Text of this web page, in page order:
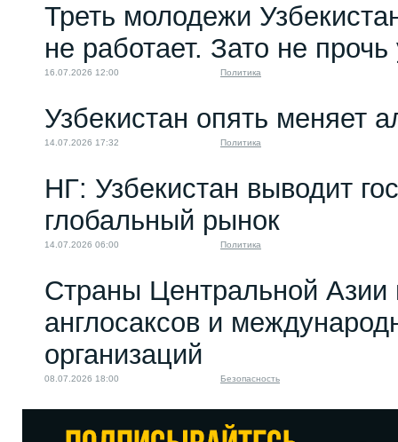
Треть молодежи
не работает. Зато не
16.07.2026 12:00 Политика
Узбекистан опять меняет
14.07.2026 17:32 Политика
НГ: Узбекистан выводит
глобальный рынок
14.07.2026 06:00 Политика
Страны Центральной Азии
англосаксов и
организаций
08.07.2026 18:00 Безопасность